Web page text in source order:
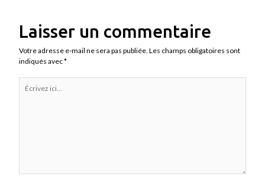
Laisser un commentaire
Votre adresse e-mail ne sera pas publiée. Les champs obligatoires sont
indiqués avec*
ici…